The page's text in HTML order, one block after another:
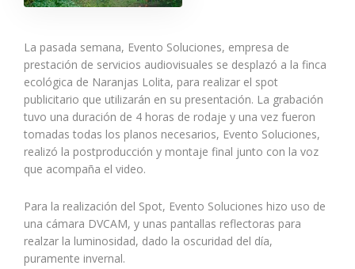
La pasada semana, Evento Soluciones, empresa de
prestación de servicios audiovisuales se desplazó a la finca
ecológica de Naranjas Lolita, para realizar el spot
publicitario que utilizarán en su presentación. La grabación
tuvo una duración de 4 horas de rodaje y una vez fueron
tomadas todas los planos necesarios, Evento Soluciones,
realizó la postproducción y montaje final junto con la voz
que acompaña el video.
Para la realización del Spot, Evento Soluciones hizo uso de
una cámara DVCAM, y unas pantallas reflectoras para
realzar la luminosidad, dado la oscuridad del día,
puramente invernal.